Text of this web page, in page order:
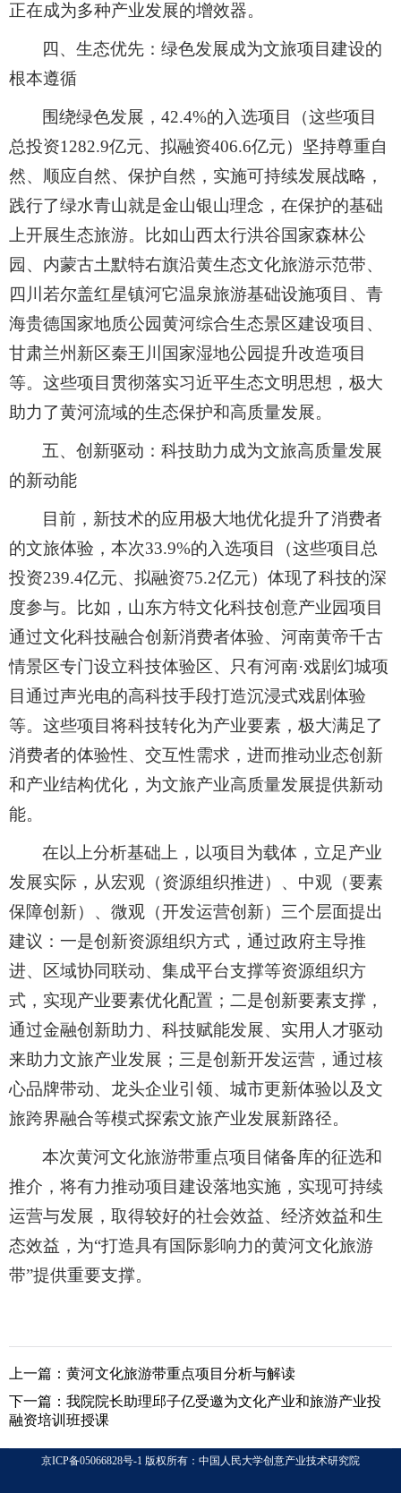
正在成为多种产业发展的增效器。
四、生态优先：绿色发展成为文旅项目建设的
根本遵循
围绕绿色发展，42.4%的入选项目（这些项目
总投资1282.9亿元、拟融资406.6亿元）坚持尊重自
然、顺应自然、保护自然，实施可持续发展战略，
践行了绿水青山就是金山银山理念，在保护的基础
上开展生态旅游。比如山西太行洪谷国家森林公
园、内蒙古土默特右旗沿黄生态文化旅游示范带、
四川若尔盖红星镇河它温泉旅游基础设施项目、青
海贵德国家地质公园黄河综合生态景区建设项目、
甘肃兰州新区秦王川国家湿地公园提升改造项目
等。这些项目贯彻落实习近平生态文明思想，极大
助力了黄河流域的生态保护和高质量发展。
五、创新驱动：科技助力成为文旅高质量发展
的新动能
目前，新技术的应用极大地优化提升了消费者
的文旅体验，本次33.9%的入选项目（这些项目总
投资239.4亿元、拟融资75.2亿元）体现了科技的深
度参与。比如，山东方特文化科技创意产业园项目
通过文化科技融合创新消费者体验、河南黄帝千古
情景区专门设立科技体验区、只有河南·戏剧幻城项
目通过声光电的高科技手段打造沉浸式戏剧体验
等。这些项目将科技转化为产业要素，极大满足了
消费者的体验性、交互性需求，进而推动业态创新
和产业结构优化，为文旅产业高质量发展提供新动
能。
在以上分析基础上，以项目为载体，立足产业
发展实际，从宏观（资源组织推进）、中观（要素
保障创新）、微观（开发运营创新）三个层面提出
建议：一是创新资源组织方式，通过政府主导推
进、区域协同联动、集成平台支撑等资源组织方
式，实现产业要素优化配置；二是创新要素支撑，
通过金融创新助力、科技赋能发展、实用人才驱动
来助力文旅产业发展；三是创新开发运营，通过核
心品牌带动、龙头企业引领、城市更新体验以及文
旅跨界融合等模式探索文旅产业发展新路径。
本次黄河文化旅游带重点项目储备库的征选和
推介，将有力推动项目建设落地实施，实现可持续
运营与发展，取得较好的社会效益、经济效益和生
态效益，为“打造具有国际影响力的黄河文化旅游
带”提供重要支撑。
上一篇： 黄河文化旅游带重点项目分析与解读
下一篇： 我院院长助理邱子亿受邀为文化产业和旅游产业投
融资培训班授课
京ICP备05066828号-1 版权所有：中国人民大学创意产业技术研究院